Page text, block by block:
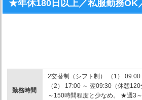
★年休180日以上／私服勤務OK
勤務時間
2交替制（シフト制） （1） 09:00
（2） 17:00 ～ 翌09:30（休憩
～150時間程度と少なめ。 ★週3